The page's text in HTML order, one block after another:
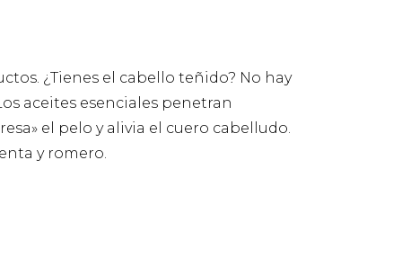
¿Tienes el cabello teñido? No hay
aceites esenciales penetran
el pelo y alivia el cuero cabelludo.
y romero.